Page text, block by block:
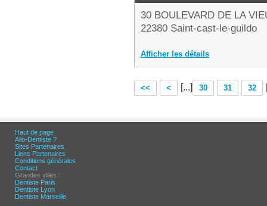
30 BOULEVARD DE LA
22380 Saint-cast-le-guildo
Afficher les détails
<< < [...] 30 31 32
Haut de page
Allo-Dentiste ?
Sites Partenaires
Liens Partenaires
Conditions générales
Contact
Grandes villes :
Dentiste Paris
Dentiste Lyon
Dentiste Marseille